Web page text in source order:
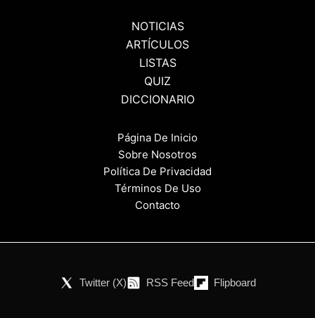
NOTICIAS
ARTÍCULOS
LISTAS
QUIZ
DICCIONARIO
Página De Inicio
Sobre Nosotros
Política De Privacidad
Términos De Uso
Contacto
Twitter (X) RSS Feed Flipboard